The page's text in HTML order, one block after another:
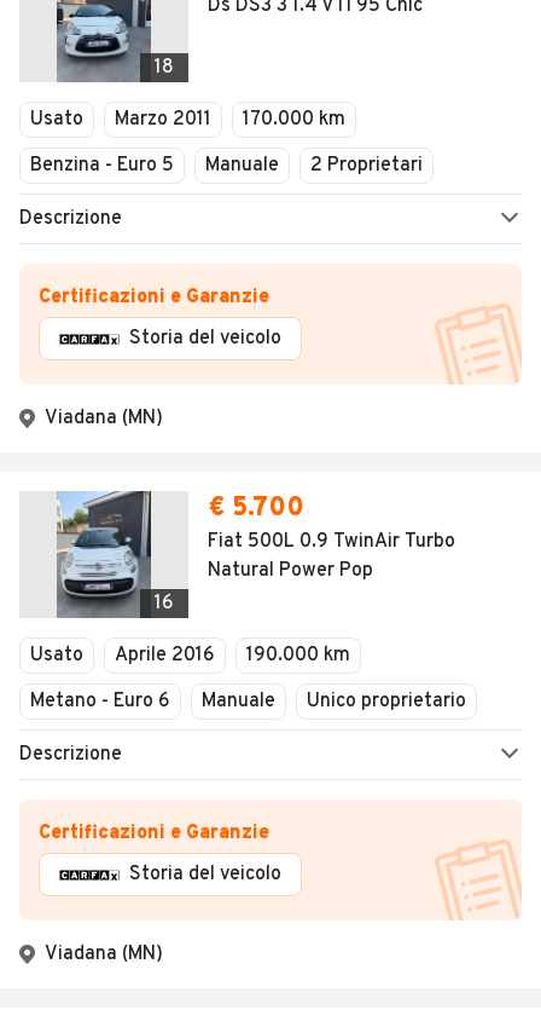
18
Ds DS3 3 1.4 VTi 95 Chic
Usato Marzo 2011
170.000 km
Benzina - Euro 5
Manuale 2 Proprietari
Descrizione
Certificazioni e Garanzie
Storia del veicolo
Viadana (MN)
16
€ 5.700
Fiat 500L 0.9 TwinAir Turbo
Natural Power Pop
Usato Aprile 2016
190.000 km
Metano - Euro 6
Manuale Unico proprietario
Descrizione
Certificazioni e Garanzie
Storia del veicolo
Viadana (MN)